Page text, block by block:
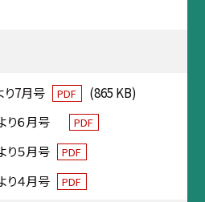
7月号 PDF
(865 KB)
り６月号
PDF
５月号 PDF
４月号 PDF